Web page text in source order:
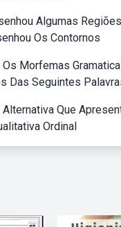
Algumas
Os Contornos
Morfemas
Das Seguintes
Que
Ordinal